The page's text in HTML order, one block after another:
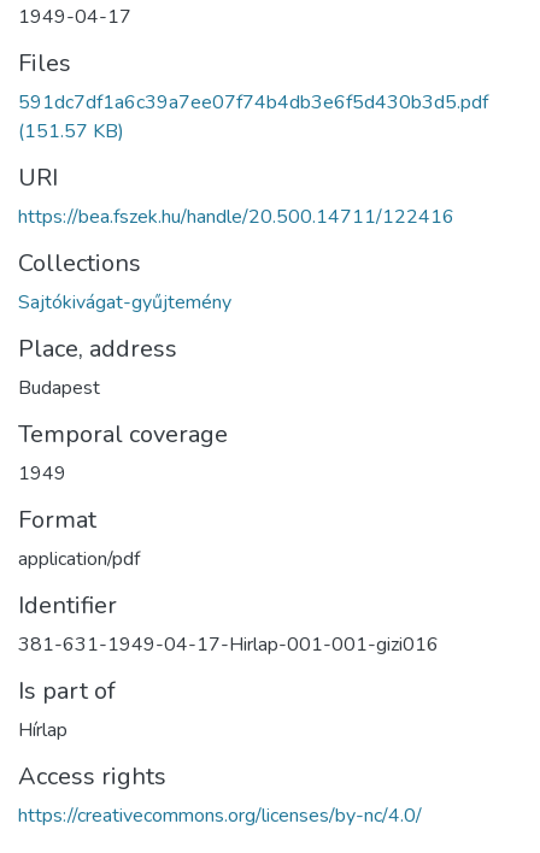
1949-04-17
Files
591dc7df1a6c39a7ee07f74b4db3e6f5d430b3d5.pdf
(151.57 KB)
URI
https://bea.fszek.hu/handle/20.500.14711/122416
Collections
Sajtókivágat-gyűjtemény
Place, address
Budapest
Temporal coverage
1949
Format
application/pdf
Identifier
381-631-1949-04-17-Hirlap-001-001-gizi016
Is part of
Hírlap
Access rights
https://creativecommons.org/licenses/by-nc/4.0/